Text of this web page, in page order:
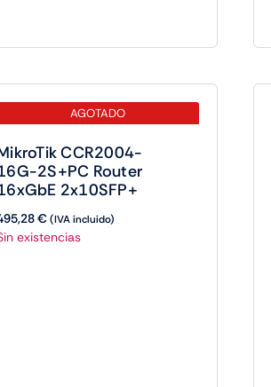
AGOTADO
CCR2004-
2S+PC Router
2x10SFP+
€(IVA incluido)
existencias